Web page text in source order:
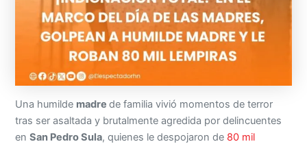
Una humilde madrede familia vivió momentos de terror
tras ser asaltada y brutalmente agredida por delincuentes
enSan Pedro Sula, quienes le despojaron de 80 mil